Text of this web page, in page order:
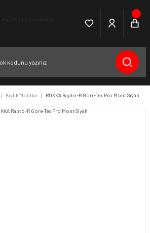
Kışlık Montlar RUKKA Rapto-R Gore-Tex Pro Mont Siyah